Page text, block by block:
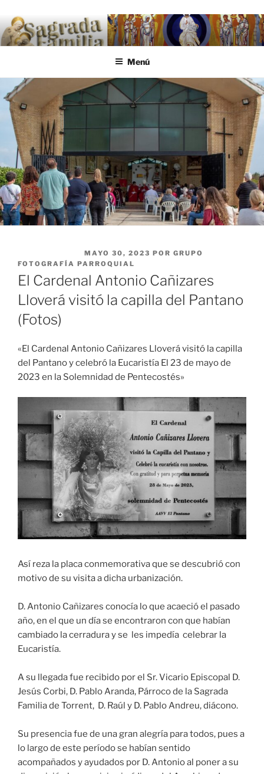
.
Menú
MAYO 30, 2023 POR GRUPO
FOTOGRAFÍA PARROQUIAL
El Cardenal Antonio Cañizares
Lloverá visitó la capilla del Pantano
(Fotos)
«El Cardenal Antonio Cañizares Lloverá visitó la capilla
del Pantano y celebró la Eucaristía El 23 de mayo de
2023 en la Solemnidad de Pentecostés»
Así reza la placa conmemorativa que se descubrió con
motivo de su visita a dicha urbanización.
D. Antonio Cañizares conocía lo que acaeció el pasado
año, en el que un día se encontraron con que habían
cambiado la cerradura y se les impedía celebrar la
Eucaristía.
A su llegada fue recibido por el Sr. Vicario Episcopal D.
Jesús Corbi, D. Pablo Aranda, Párroco de la Sagrada
Familia de Torrent, D. Raúl y D. Pablo Andreu, diácono.
Su presencia fue de una gran alegría para todos, pues a
lo largo de este período se habían sentido
acompañados y ayudados por D. Antonio al poner a su